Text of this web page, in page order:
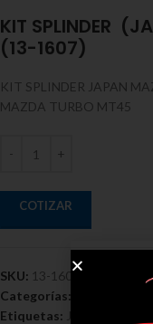
KIT SPLINDER
(13-1607)
KIT SPLINDER JAPAN
MAZDA TURBO MT45
COTIZAR
SKU: 13-1607
Categorías:
Kit Splinder
Etiquetas: Japan Mazda